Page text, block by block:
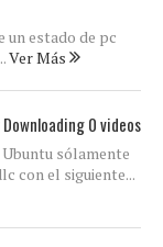
un estado de pc
Ver Más
0 videos
sólamente
con el siguiente...